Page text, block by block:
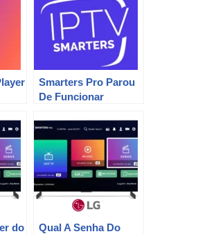
Smarters Pro Parou
De Funcionar
do
Qual A Senha Do